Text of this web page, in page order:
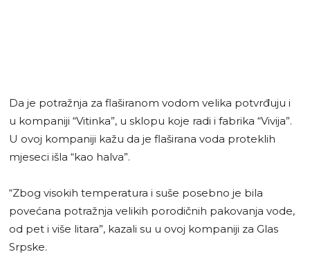
Da je potražnja za flaširanom vodom velika potvrđuju i
u kompaniji “Vitinka”, u sklopu koje radi i fabrika “Vivija”.
U ovoj kompaniji kažu da je flaširana voda proteklih
mjeseci išla “kao halva”.
“Zbog visokih temperatura i suše posebno je bila
povećana potražnja velikih porodičnih pakovanja vode,
od pet i više litara”, kazali su u ovoj kompaniji za Glas
Srpske.